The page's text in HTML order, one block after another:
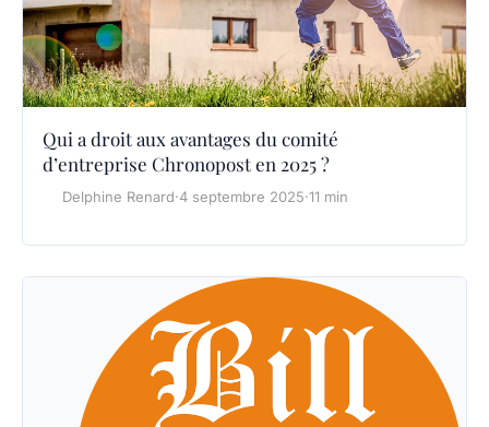
Qui a droit aux avantages du comité
d’entreprise Chronopost en 2025 ?
Delphine Renard·4 septembre 2025·11 min